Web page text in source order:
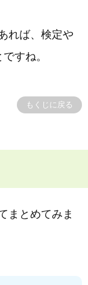
れば、検定や
すね。
もくじに戻る
まとめてみま